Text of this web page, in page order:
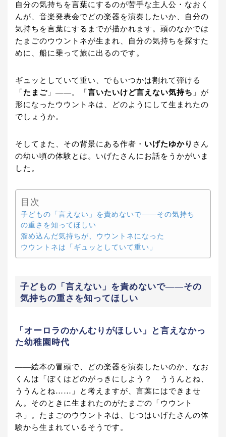
自分の気持ちを言葉にするのが苦手な主人公・なおく
んが、音楽発表会でどの楽器を演奏したいか、自分の
気持ちを言葉にするまでが描かれます。頭のなかでは
たまごのウウントネが生まれ、自分の気持ちを探すた
めに、船に乗って旅に出るのです。
ギュッとしていて重い、でもいつかは割れて弾ける
「 たまご 」——。「 言いたいけど言えない気持ち 」が
形になったウウントネは、どのようにして生まれたの
でしょうか。
そしてまた、その背景にある作者・ いげたゆかり さん
の幼い頃の体験とは。いげたさんにお話をうかがいま
した。
目次
子どもの「言えない」を責めないで――その気持ち
の重さを知ってほしい
溜め込んだ気持ちが、ウウントネになった
ウウントネは「ギュッとしていて重い」
子どもの「言えない」を責めないで――その
気持ちの重さを知ってほしい
「オーロラのかんむりがほしい」と言えなかっ
た幼稚園時代
——絵本の冒頭で、どの楽器を演奏したいのか、なお
くんは「ぼくはどのがっきにしよう？ ううんとね、
ううんとね……」と考えますが、言葉にはできませ
ん。そのときに生まれたのがたまごの「ウウント
ネ」。たまごのウウントネは、じつはいげたさんの体
験から生まれているそうです。